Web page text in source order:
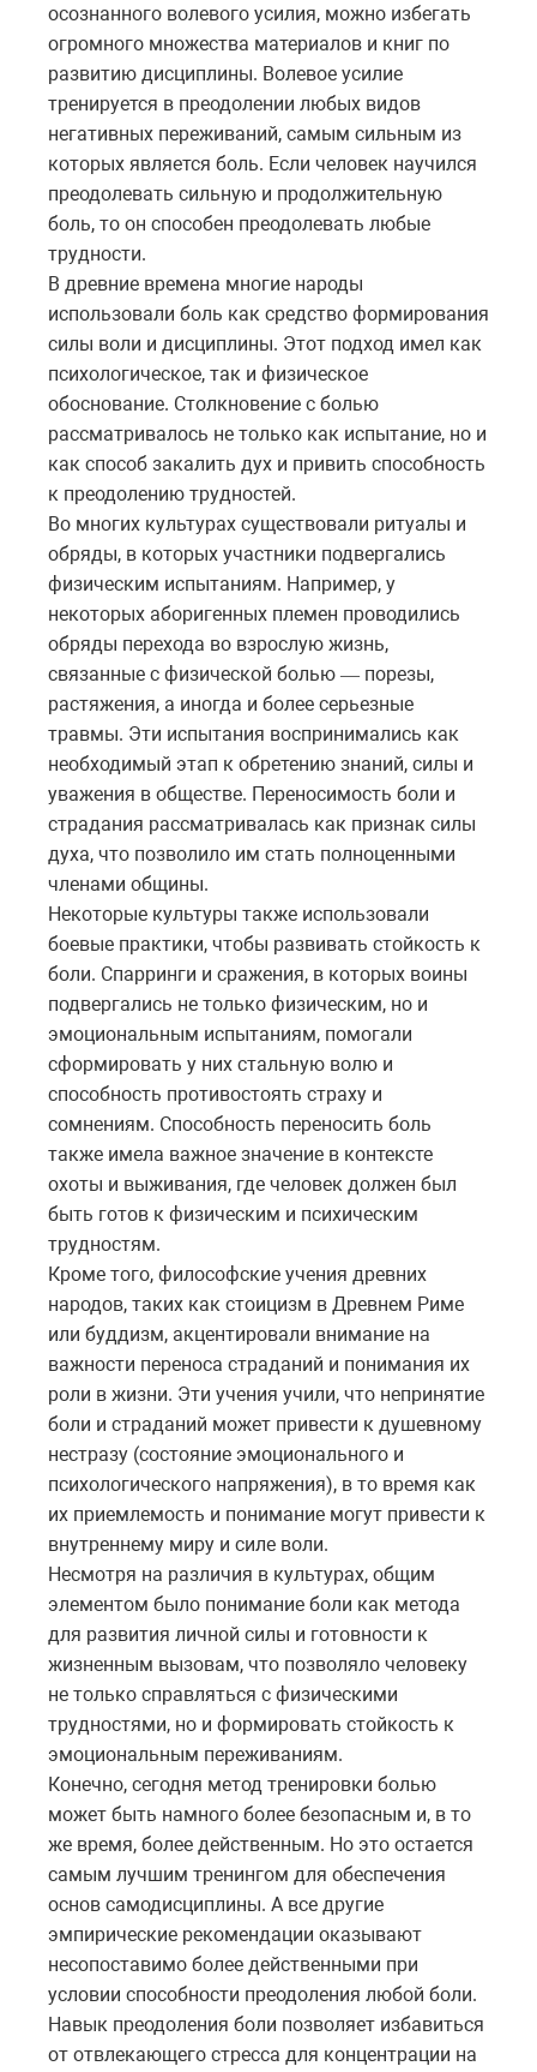
осознанного волевого усилия, можно избегать
огромного множества материалов и книг по
развитию дисциплины. Волевое усилие
тренируется в преодолении любых видов
негативных переживаний, самым сильным из
которых является боль. Если человек научился
преодолевать сильную и продолжительную
боль, то он способен преодолевать любые
трудности.
В древние времена многие народы
использовали боль как средство формирования
силы воли и дисциплины. Этот подход имел как
психологическое, так и физическое
обоснование. Столкновение с болью
рассматривалось не только как испытание, но и
как способ закалить дух и привить способность
к преодолению трудностей.
Во многих культурах существовали ритуалы и
обряды, в которых участники подвергались
физическим испытаниям. Например, у
некоторых аборигенных племен проводились
обряды перехода во взрослую жизнь,
связанные с физической болью — порезы,
растяжения, а иногда и более серьезные
травмы. Эти испытания воспринимались как
необходимый этап к обретению знаний, силы и
уважения в обществе. Переносимость боли и
страдания рассматривалась как признак силы
духа, что позволило им стать полноценными
членами общины.
Некоторые культуры также использовали
боевые практики, чтобы развивать стойкость к
боли. Спарринги и сражения, в которых воины
подвергались не только физическим, но и
эмоциональным испытаниям, помогали
сформировать у них стальную волю и
способность противостоять страху и
сомнениям. Способность переносить боль
также имела важное значение в контексте
охоты и выживания, где человек должен был
быть готов к физическим и психическим
трудностям.
Кроме того, философские учения древних
народов, таких как стоицизм в Древнем Риме
или буддизм, акцентировали внимание на
важности переноса страданий и понимания их
роли в жизни. Эти учения учили, что непринятие
боли и страданий может привести к душевному
нестразу (состояние эмоционального и
психологического напряжения), в то время как
их приемлемость и понимание могут привести к
внутреннему миру и силе воли.
Несмотря на различия в культурах, общим
элементом было понимание боли как метода
для развития личной силы и готовности к
жизненным вызовам, что позволяло человеку
не только справляться с физическими
трудностями, но и формировать стойкость к
эмоциональным переживаниям.
Конечно, сегодня метод тренировки болью
может быть намного более безопасным и, в то
же время, более действенным. Но это остается
самым лучшим тренингом для обеспечения
основ самодисциплины. А все другие
эмпирические рекомендации оказывают
несопоставимо более действенными при
условии способности преодоления любой боли.
Навык преодоления боли позволяет избавиться
от отвлекающего стресса для концентрации на